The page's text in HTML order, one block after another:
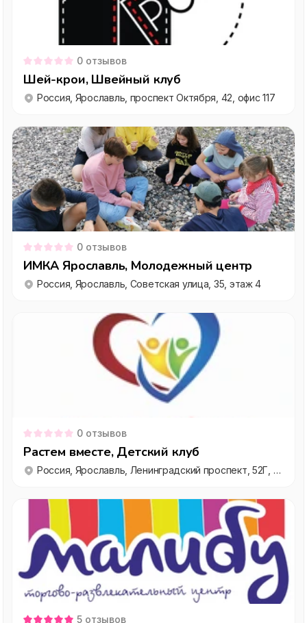
0 отзывов
Шей-крои, Швейный клуб
Россия, Ярославль, проспект Октября, 42, офис 117
0 отзывов
ИМКА Ярославль, Молодежный центр
Россия, Ярославль, Советская улица, 35, этаж 4
0 отзывов
Растем вместе, Детский клуб
Россия, Ярославль, Ленинградский проспект, 52Г, этаж 2
5 отзывов